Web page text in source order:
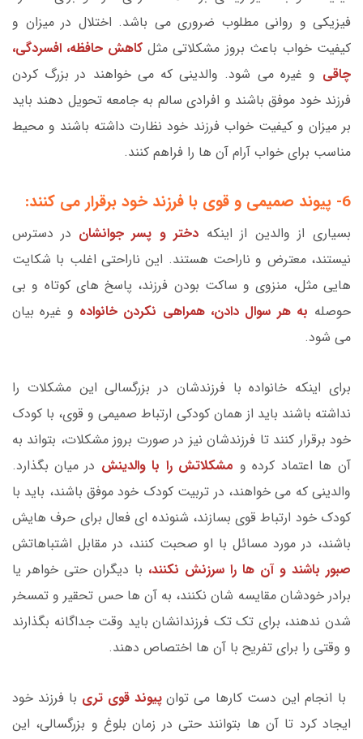
فیزیکی و روانی مطلوب ضروری می باشد. اختلال در میزان و
کیفیت خواب باعث بروز مشکلاتی مثل کاهش حافظه، افسردگی،
چاقی و غیره می شود. والدینی که می خواهند در بزرگ کردن
فرزند خود موفق باشند و افرادی سالم به جامعه تحویل دهند باید
بر میزان و کیفیت خواب فرزند خود نظارت داشته باشند و محیط
مناسب برای خواب آرام آن ها را فراهم کنند.
6- پیوند صمیمی و قوی با فرزند خود برقرار می کنند:
بسیاری از والدین از اینکه دختر و پسر جوانشان در دسترس
نیستند، معترض و ناراحت هستند. این ناراحتی اغلب با شکایت
هایی مثل، منزوی و ساکت بودن فرزند، پاسخ های کوتاه و بی
حوصله به هر سوال دادن، همراهی نکردن خانواده و غیره بیان
می شود.
برای اینکه خانواده با فرزندشان در بزرگسالی این مشکلات را
نداشته باشند باید از همان کودکی ارتباط صمیمی و قوی، با کودک
خود برقرار کنند تا فرزندشان نیز در صورت بروز مشکلات، بتواند به
آن ها اعتماد کرده و مشکلاتش را با والدینش در میان بگذارد.
والدینی که می خواهند، در تربیت کودک خود موفق باشند، باید با
کودک خود ارتباط قوی بسازند، شنونده ای فعال برای حرف هایش
باشند، در مورد مسائل با او صحبت کنند، در مقابل اشتباهاتش
صبور باشند و آن ها را سرزنش نکنند، با دیگران حتی خواهر یا
برادر خودشان مقایسه شان نکنند، به آن ها حس تحقیر و تمسخر
شدن ندهند، برای تک تک فرزندانشان باید وقت جداگانه بگذارند
و وقتی را برای تفریح با آن ها اختصاص دهند.
با انجام این دست کارها می توان پیوند قوی تری با فرزند خود
ایجاد کرد تا آن ها بتوانند حتی در زمان بلوغ و بزرگسالی، این